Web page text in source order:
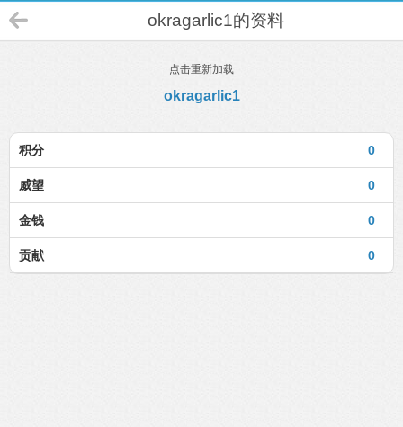
okragarlic1的资料
点击重新加载
okragarlic1
0
积分
0
威望
0
金钱
0
贡献